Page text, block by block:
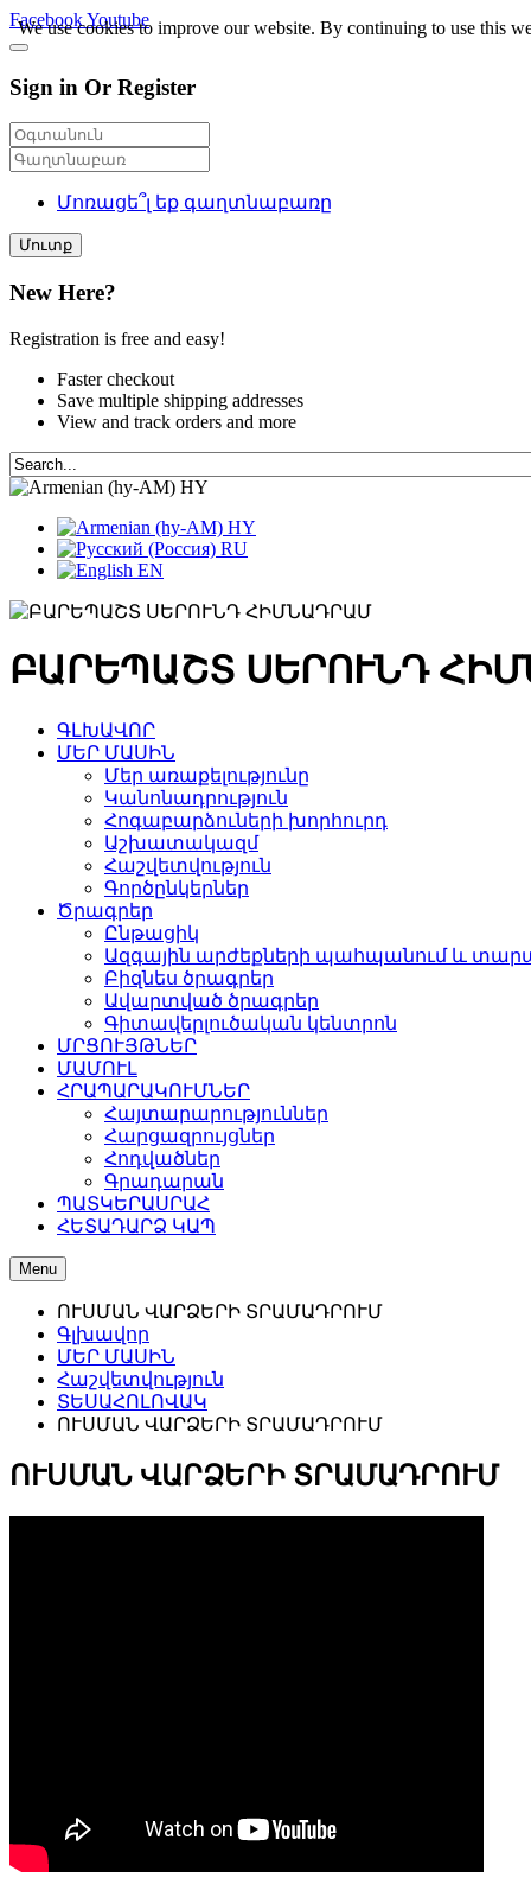
FacebookYoutube
Sign in Or Register
Մոռացե՞լ եք գաղտնաբառը
Մուտք
New Here?
Registration is free and easy!
Faster checkout
Save multiple shipping addresses
View and track orders and more
HY
HY
RU
EN
ԲԱՐԵՊԱՇՏ ՍԵՐՈՒՆԴ
ԳԼԽԱՎՈՐ
ՄԵՐ ՄԱՍԻՆ
Մեր առաքելությունը
Կանոնադրություն
Հոգաբարձուների խորհուրդ
Աշխատակազմ
Հաշվետվություն
Գործընկերներ
Ծրագրեր
Ընթացիկ
Ազգային արժեքների պահպանում և
Բիզնես ծրագրեր
Ավարտված ծրագրեր
Գիտավերլուծական կենտրոն
ՄՐՑՈՒՅԹՆԵՐ
ՄԱՄՈՒԼ
ՀՐԱՊԱՐԱԿՈՒՄՆԵՐ
Հայտարարություններ
Հարցազրույցներ
Հոդվածներ
Գրադարան
ՊԱՏԿԵՐԱՍՐԱՀ
ՀԵՏԱԴԱՐՁ ԿԱՊ
Menu
ՈՒՍՄԱՆ ՎԱՐՁԵՐԻ ՏՐԱՄԱԴՐՈՒՄ
Գլխավոր
ՄԵՐ ՄԱՍԻՆ
Հաշվետվություն
ՏԵՍԱՀՈԼՈՎԱԿ
ՈՒՍՄԱՆ ՎԱՐՁԵՐԻ ՏՐԱՄԱԴՐՈՒՄ
ՈՒՍՄԱՆ ՎԱՐՁԵՐԻ ՏՐԱՄԱԴՐՈՒՄ
We use cookies to improve our website. By continuing to use this